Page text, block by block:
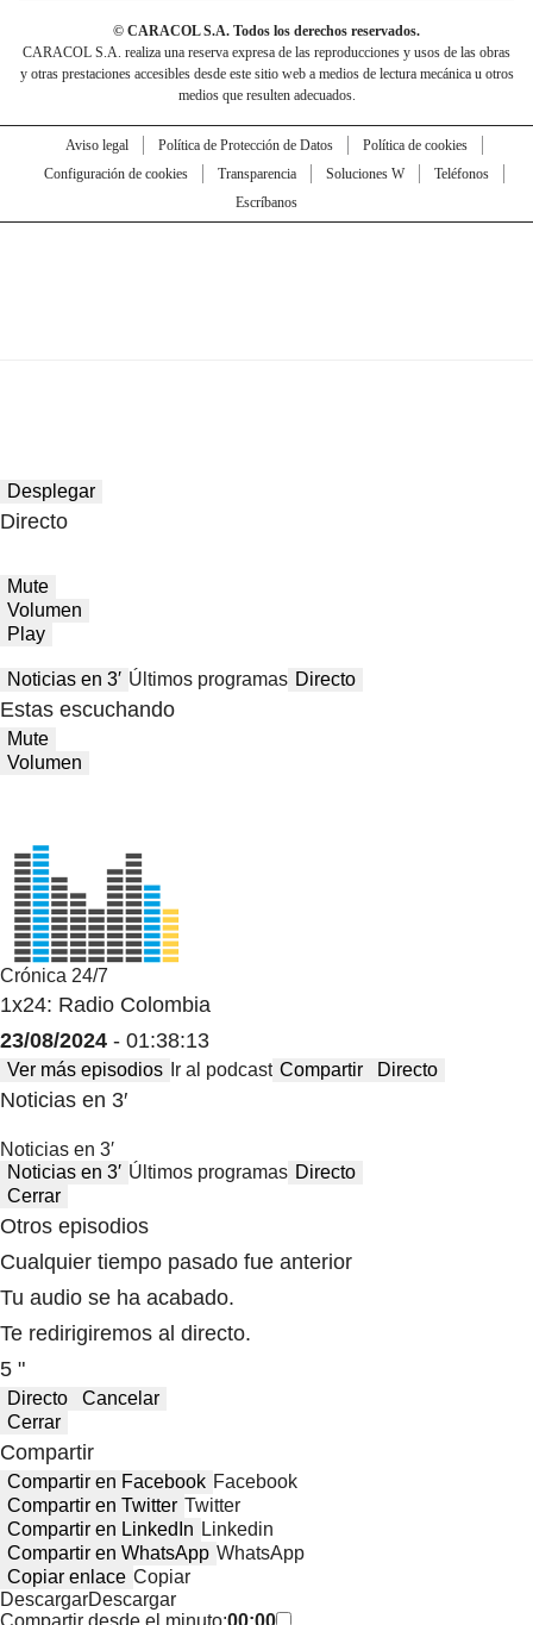
© CARACOL S.A. Todos los derechos reservados.
CARACOL S.A. realiza una reserva expresa de las reproducciones y usos de las obras
y otras prestaciones accesibles desde este sitio web a medios de lectura mecánica u otros
medios que resulten adecuados.
Aviso legal Política de Protección de Datos
Política de cookies
Configuración de cookies
Transparencia Soluciones W
Teléfonos
Escríbanos
Desplegar
Directo
Mute
Volumen
Play
Noticias en 3′ Últimos programas Directo
Estas escuchando
Mute
Volumen
Crónica 24/7
1x24: Radio Colombia
23/08/2024 - 01:38:13
Ver más episodios Ir al podcast Compartir Directo
Noticias en 3′
Noticias en 3′
Noticias en 3′ Últimos programas Directo
Cerrar
Otros episodios
Cualquier tiempo pasado fue anterior
Tu audio se ha acabado.
Te redirigiremos al directo.
5 "
Directo
Cancelar
Cerrar
Compartir
Compartir en Facebook Facebook
Compartir en Twitter Twitter
Compartir en LinkedIn Linkedin
Compartir en WhatsApp WhatsApp
Copiar enlace Copiar
DescargarDescargar